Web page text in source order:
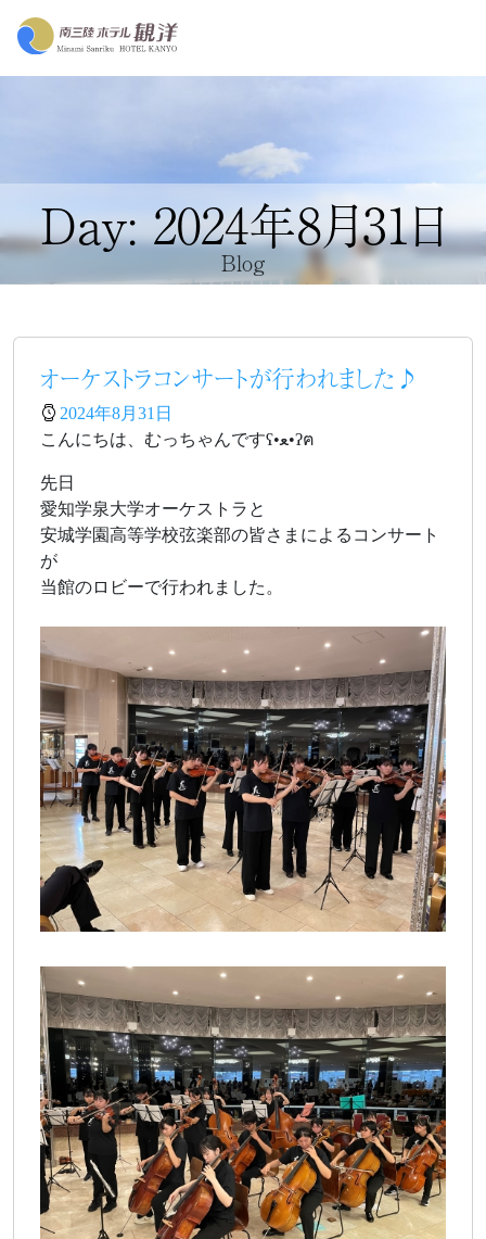
Day: 2024年8月31日
Blog
オーケストラコンサートが行われました♪
2024年8月31日
こんにちは、むっちゃんですʕ•ﻌ•ʔฅ
先日
愛知学泉大学オーケストラと
安城学園高等学校弦楽部の皆さまによるコンサート
が
当館のロビーで行われました。